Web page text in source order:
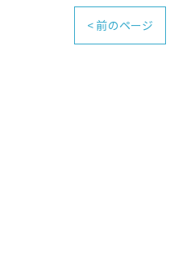
< 前のページ